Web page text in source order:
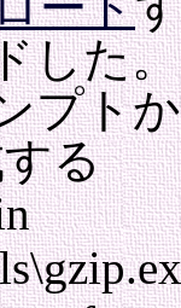
した。
プト
る